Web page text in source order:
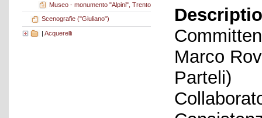
Museo - monumento "Alpini", Trento
Scenografie ("Giuliano")
| Acquerelli
Marco
Parteli)